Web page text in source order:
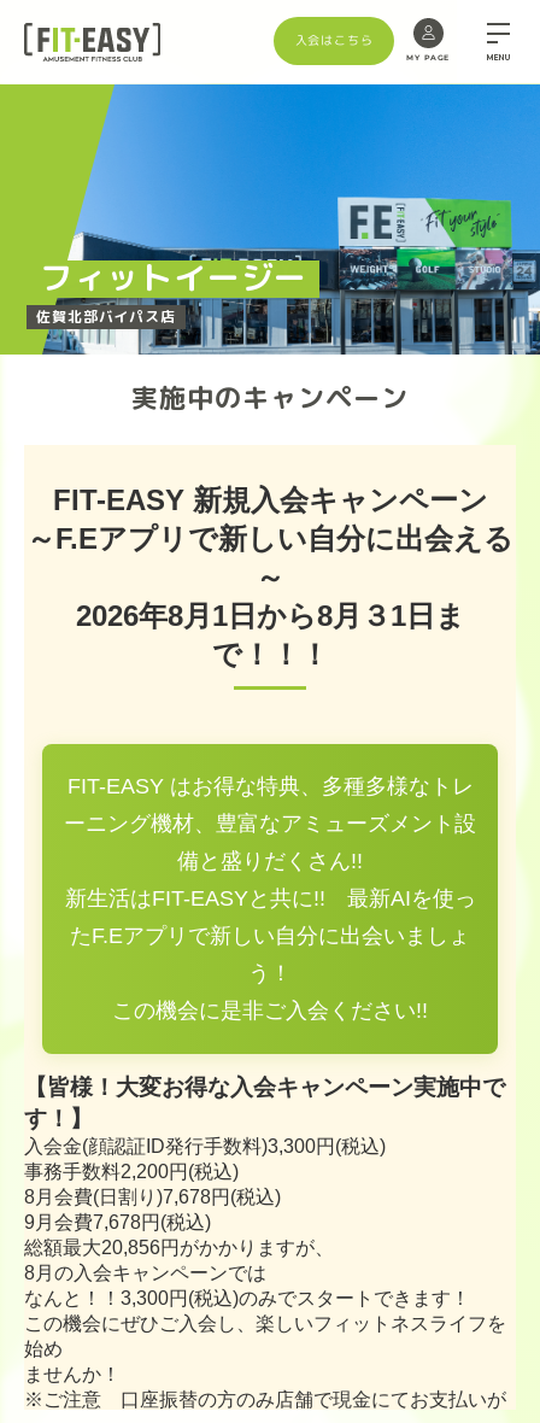
content
入会はこちら
MY PAGE MENU
フィットイージー
佐賀北部バイパス店
実施中のキャンペーン